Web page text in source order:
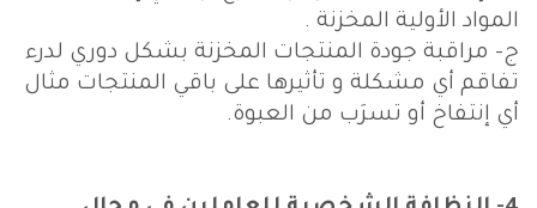
المواد الأولية المخزنة .
ج‌- مراقبة جودة المنتجات المخزنة بشكل دوري لدرء
تفاقم أي مشكلة و تأثيرها على باقي المنتجات مثال
أي إنتفاخ أو تسرَب من العبوة.